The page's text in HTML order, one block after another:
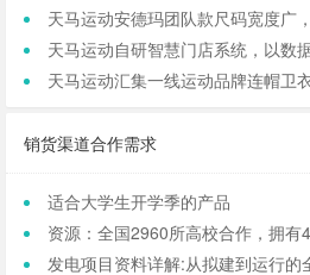
天马运动安德玛团队款尺码宽度广，
天马运动自研智慧门店系统，以数据驱动动
天马运动汇集一线运动品牌连帽卫衣，现货保
销货渠道合作需求
适合大学生开学季的产品
资源：全国2960所高校合作，拥有4000w大学生用户资源，8万+发底薪的校内
发电项目资料详解:从拟建到运行的